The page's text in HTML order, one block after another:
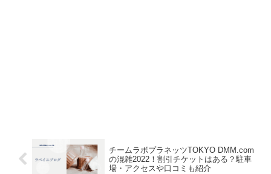
チームラボプラネッツTOKYO DMM.com
の混雑2022！割引チケットはある？駐車
場・アクセスや口コミも紹介